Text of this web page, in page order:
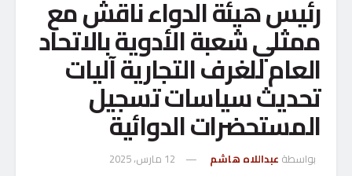
رئيس هيئة الدواء ناقش مع
ممثلي شعبة الأدوية بالاتحاد
العام للغرف التجارية آليات
تحديث سياسات تسجيل
المستحضرات الدوائية
بواسطة عبداللاه هاشم 12 مارس، 2025